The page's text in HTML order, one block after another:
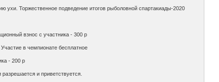
ухи. Торжественное подведение итогов рыболовной спартакиады-2020
взнос с участника - 300 р
в чемпионате бесплатное
- 200 р
и приветствуется.